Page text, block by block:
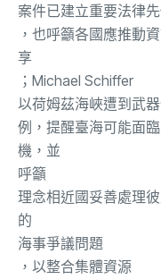
案件已建立重要法律
，也呼籲各國應推動
享
； Michael Schiffer
以荷姆茲海峽遭到武
例，提醒臺海可能面
機，並
呼籲
理念相近國妥善處理
的
海事爭議問題
，以整合集體資源